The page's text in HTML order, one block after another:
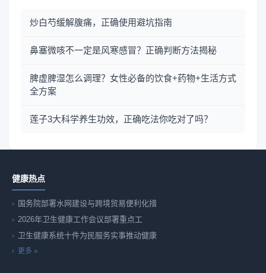
炒白芍缓解腹痛，正确使用避坑指南
鼻塞微咳不一定是风寒感冒？正确判断方法揭秘
脾虚脾湿怎么调理？女性必备的饮食+药物+生活方式
全方案
莲子3大科学养生功效，正确吃法你吃对了吗？
健康热点
国务院部署水网建设与跨境贸易便利化措
2026年卫生健康工作会议部署重点工
卫生健康系统十件为民服务实事推动健康
更多 »